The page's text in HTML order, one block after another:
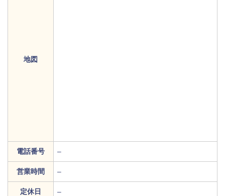
地図
電話番号 –
営業時間 –
定休日 –